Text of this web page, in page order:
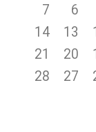
6
7
13
14
20
21
27
28